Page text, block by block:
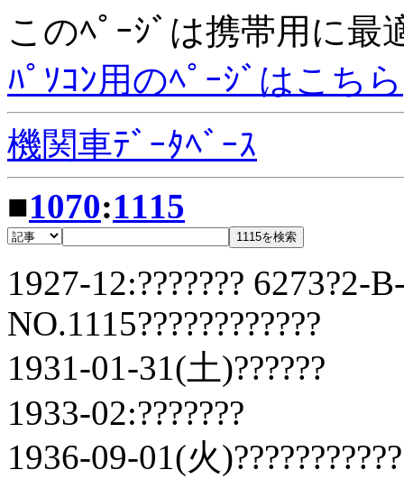
このﾍﾟｰｼﾞは携帯用に最
ﾊﾟｿｺﾝ用のﾍﾟｰｼﾞはこちら
機関車ﾃﾞｰﾀﾍﾞｰｽ
■1070:1115
1927-12:??????? 6273?2-
NO.1115????????????
1931-01-31(土)??????
1933-02:???????
1936-09-01(火